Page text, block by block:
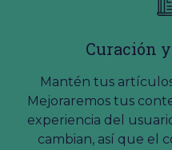
Curación
Mantén tus
Mejoraremos tus
experiencia del
cambian, así que el